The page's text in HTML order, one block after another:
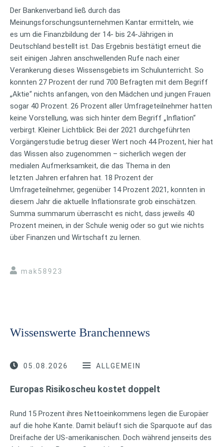
Der Bankenverband ließ durch das
Meinungsforschungsunternehmen Kantar ermitteln, wie
es um die Finanzbildung der 14- bis 24-Jährigen in
Deutschland bestellt ist. Das Ergebnis bestätigt erneut die
seit einigen Jahren anschwellenden Rufe nach einer
Verankerung dieses Wissensgebiets im Schulunterricht. So
konnten 27 Prozent der rund 700 Befragten mit dem Begriff
„Aktie“ nichts anfangen, von den Mädchen und jungen Frauen
sogar 40 Prozent. 26 Prozent aller Umfrageteilnehmer hatten
keine Vorstellung, was sich hinter dem Begriff „Inflation“
verbirgt. Kleiner Lichtblick: Bei der 2021 durchgeführten
Vorgängerstudie betrug dieser Wert noch 44 Prozent, hier hat
das Wissen also zugenommen – sicherlich wegen der
medialen Aufmerksamkeit, die das Thema in den
letzten Jahren erfahren hat. 18 Prozent der
Umfrageteilnehmer, gegenüber 14 Prozent 2021, konnten in
diesem Jahr die aktuelle Inflationsrate grob einschätzen.
Summa summarum überrascht es nicht, dass jeweils 40
Prozent meinen, in der Schule wenig oder so gut wie nichts
über Finanzen und Wirtschaft zu lernen.
mak58923
Wissenswerte Branchennews
05.08.2026 ALLGEMEIN
Europas Risikoscheu kostet doppelt
Rund 15 Prozent ihres Nettoeinkommens legen die Europäer
auf die hohe Kante. Damit beläuft sich die Sparquote auf das
Dreifache der US-amerikanischen. Doch während jenseits des